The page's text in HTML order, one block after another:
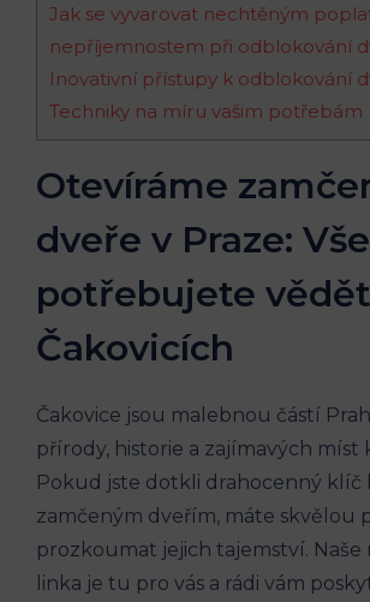
Jak ‍se⁤ vyvarovat ⁤nechtěným⁤
nepříjemnostem při odblokování
Inovativní přístupy k ⁤odblokování
Techniky na míru vašim potřebám
Otevíráme
dveře v Praze:
potřebujete
Čakovicích
Čakovice jsou malebnou​ částí
⁤přírody, historie a ⁤zajímavých míst
Pokud jste dotkli​ drahocenný klíč⁤
zamčeným​ dveřím, máte skvělou
prozkoumat jejich tajemství. Naše‍
linka je tu pro vás a rádi ⁤vám